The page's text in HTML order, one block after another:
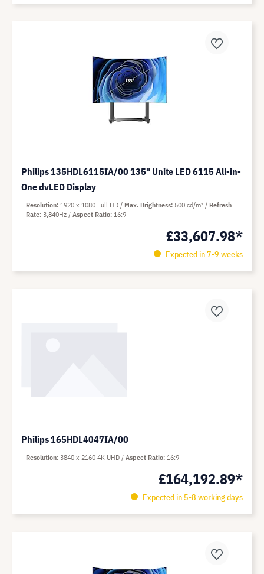
Philips 135HDL6115IA/00 135" Unite LED 6115 All-in-
One dvLED Display
£33,607.98*
Expected in 7-9 weeks
Resolution 1920 x 1080 Full HD Max. Brightness 500 cd/m²
Refresh
Rate 3,840Hz Aspect Ratio 16:9
Philips 165HDL4047IA/00
£164,192.89*
Expected in 5-8 working days
Resolution 3840 x 2160 4K UHD Aspect Ratio 16:9